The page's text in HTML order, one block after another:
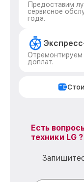
Предоставим
сервисное
года.
Отремонтируем
доплат.
Есть
техники LG ?